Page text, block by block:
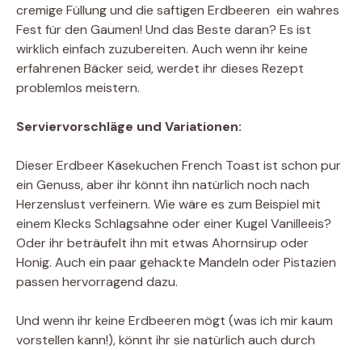
cremige Füllung und die saftigen Erdbeeren  ein wahres
Fest für den Gaumen! Und das Beste daran? Es ist
wirklich einfach zuzubereiten. Auch wenn ihr keine
erfahrenen Bäcker seid, werdet ihr dieses Rezept
problemlos meistern.
Serviervorschläge und Variationen:
Dieser Erdbeer Käsekuchen French Toast ist schon pur
ein Genuss, aber ihr könnt ihn natürlich noch nach
Herzenslust verfeinern. Wie wäre es zum Beispiel mit
einem Klecks Schlagsahne oder einer Kugel Vanilleeis?
Oder ihr beträufelt ihn mit etwas Ahornsirup oder
Honig. Auch ein paar gehackte Mandeln oder Pistazien
passen hervorragend dazu.
Und wenn ihr keine Erdbeeren mögt (was ich mir kaum
vorstellen kann!), könnt ihr sie natürlich auch durch